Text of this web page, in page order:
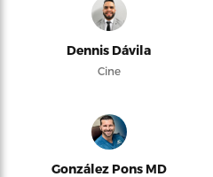
Dennis Dávila
Cine
González Pons MD